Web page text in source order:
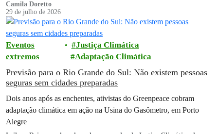
Camila Doretto
29 de julho de 2026
Eventos
extremos
Justiça Climática
Adaptação Climática
Previsão para o Rio Grande do Sul: Não existem pessoas
seguras sem cidades preparadas
Dois anos após as enchentes, ativistas do Greenpeace cobram
adaptação climática em ação na Usina do Gasômetro, em Porto
Alegre